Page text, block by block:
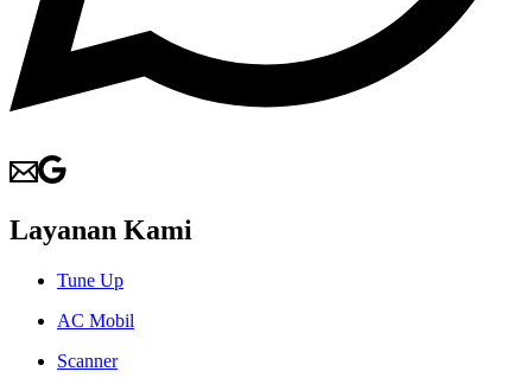
Layanan Kami
Tune Up
AC Mobil
Scanner